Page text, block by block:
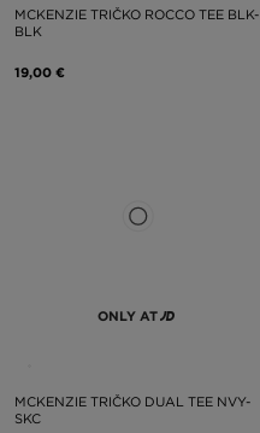
MCKENZIE TRIČKO ROCCO TEE BLK-
BLK
19,00 €
ONLY AT
MCKENZIE TRIČKO DUAL TEE NVY-
SKC